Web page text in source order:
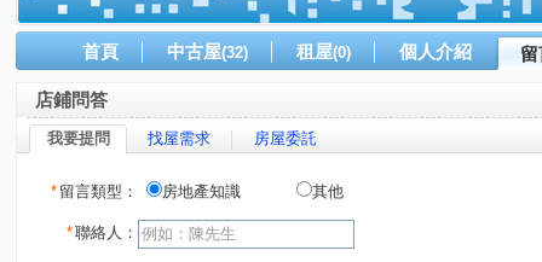
首頁 中古屋(32) 租屋(0) 個人介紹
店鋪問答
我要提問 找屋需求 房屋委託
* 留言類型： 房地產知識 其他
*聯絡人：